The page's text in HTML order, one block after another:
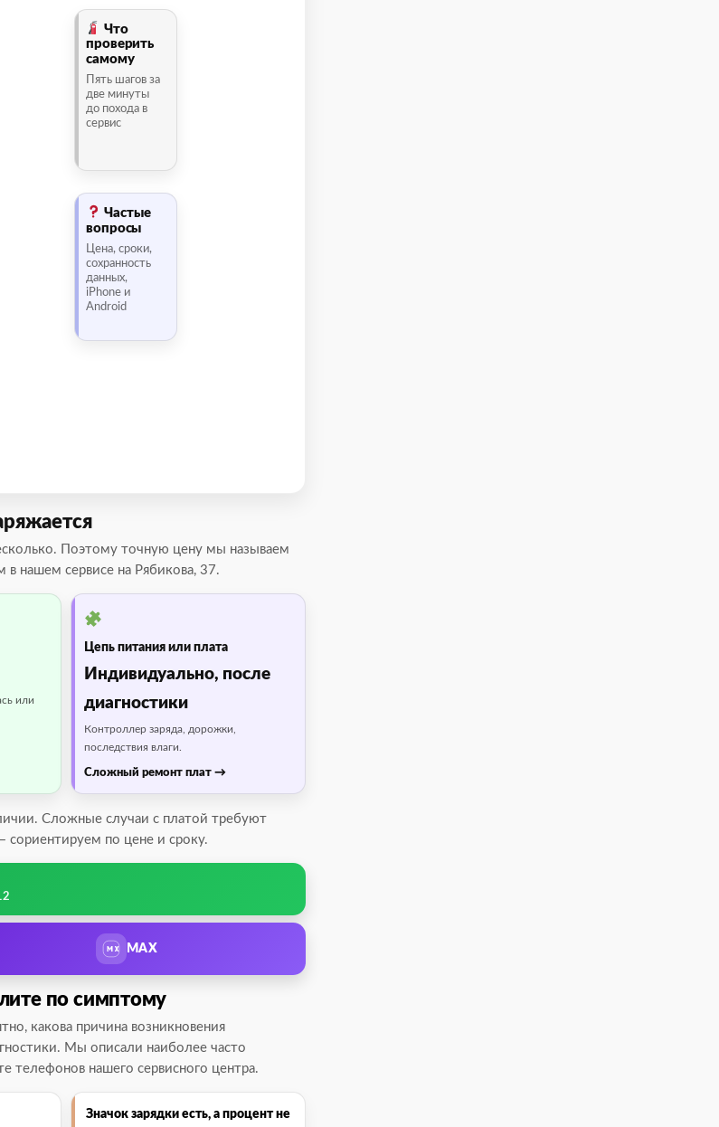
Что
проверить
самому
Пять шагов за
две минуты
до похода в
сервис
Частые
вопросы
Цена, сроки,
сохранность
данных,
iPhone и
Android
Поэтому точную цену мы называем
нашем сервисе на Рябикова, 37.
или
Цепь питания или плата
Индивидуально, после
диагностики
Контроллер заряда, дорожки,
последствия влаги.
Сложный ремонт плат
Сложные случаи с платой требуют
по цене и сроку.
MAX
по симптому
какова причина возникновения
Мы описали наиболее часто
телефонов нашего сервисного центра.
Значок зарядки есть, а процент не